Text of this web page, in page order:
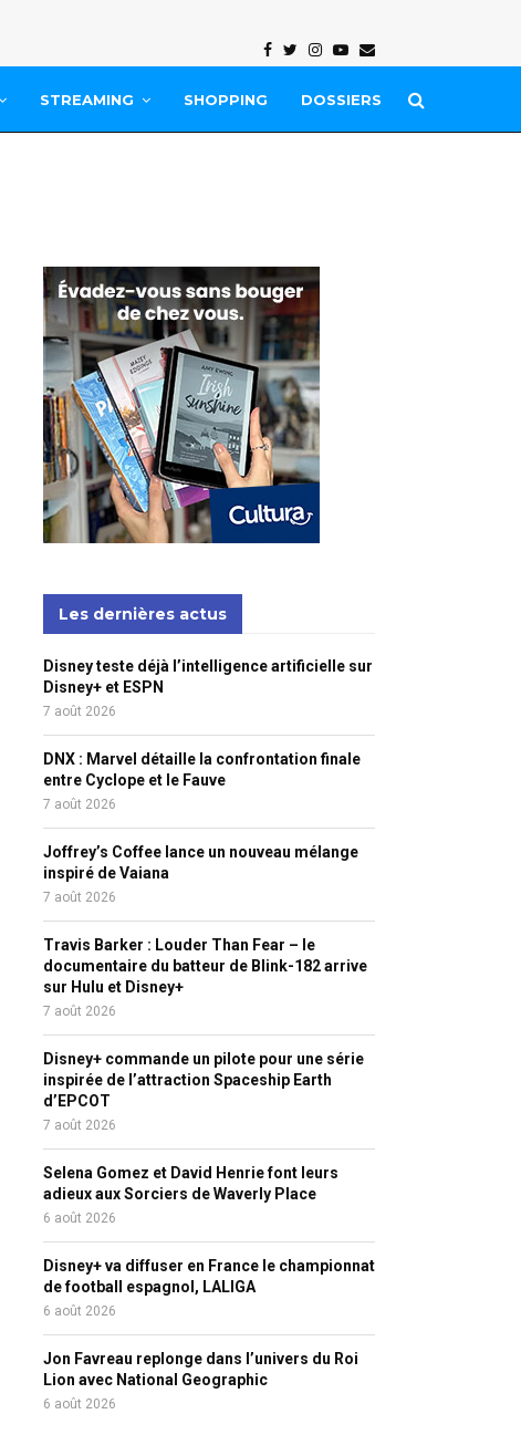
Facebook
Twitter
Instagram
Youtube
Email
STREAMING SHOPPING DOSSIERS
Les dernières actus
Disney teste déjà l’intelligence artificielle sur
Disney+ et ESPN
7 août 2026
DNX : Marvel détaille la confrontation finale
entre Cyclope et le Fauve
7 août 2026
Joffrey’s Coffee lance un nouveau mélange
inspiré de Vaiana
7 août 2026
Travis Barker : Louder Than Fear – le
documentaire du batteur de Blink-182 arrive
sur Hulu et Disney+
7 août 2026
Disney+ commande un pilote pour une série
inspirée de l’attraction Spaceship Earth
d’EPCOT
7 août 2026
Selena Gomez et David Henrie font leurs
adieux aux Sorciers de Waverly Place
6 août 2026
Disney+ va diffuser en France le championnat
de football espagnol, LALIGA
6 août 2026
Jon Favreau replonge dans l’univers du Roi
Lion avec National Geographic
6 août 2026